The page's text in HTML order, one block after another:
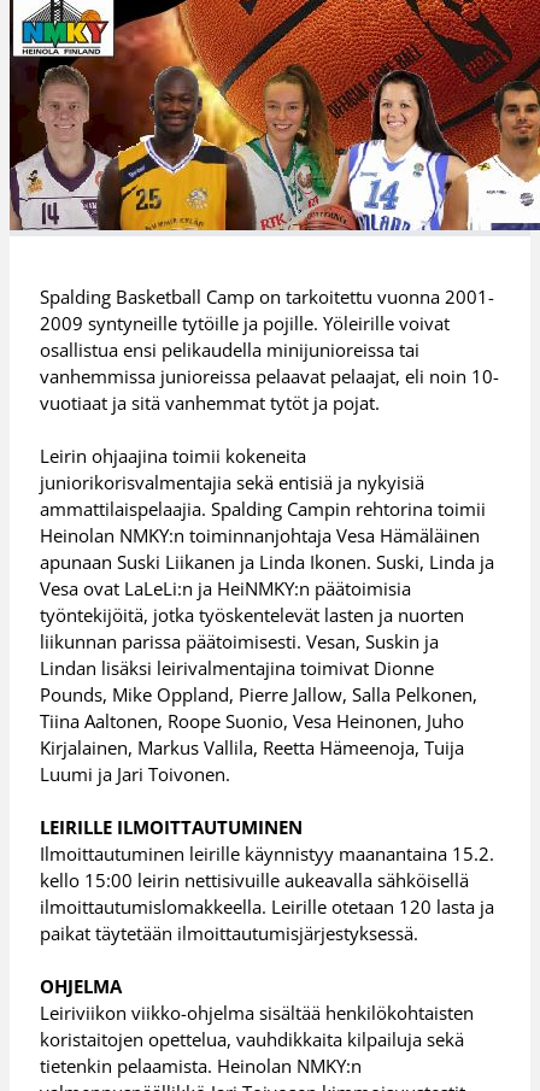
Spalding Basketball Camp on tarkoitettu vuonna 2001-
2009 syntyneille tytöille ja pojille. Yöleirille voivat
osallistua ensi pelikaudella minijunioreissa tai
vanhemmissa junioreissa pelaavat pelaajat, eli noin 10-
vuotiaat ja sitä vanhemmat tytöt ja pojat.
Leirin ohjaajina toimii kokeneita
juniorikorisvalmentajia sekä entisiä ja nykyisiä
ammattilaispelaajia. Spalding Campin rehtorina toimii
Heinolan NMKY:n toiminnanjohtaja Vesa Hämäläinen
apunaan Suski Liikanen ja Linda Ikonen. Suski, Linda ja
Vesa ovat LaLeLi:n ja HeiNMKY:n päätoimisia
työntekijöitä, jotka työskentelevät lasten ja nuorten
liikunnan parissa päätoimisesti. Vesan, Suskin ja
Lindan lisäksi leirivalmentajina toimivat Dionne
Pounds, Mike Oppland, Pierre Jallow, Salla Pelkonen,
Tiina Aaltonen, Roope Suonio, Vesa Heinonen, Juho
Kirjalainen, Markus Vallila, Reetta Hämeenoja, Tuija
Luumi ja Jari Toivonen.
LEIRILLE ILMOITTAUTUMINEN
Ilmoittautuminen leirille käynnistyy maanantaina 15.2.
kello 15:00 leirin nettisivuille aukeavalla sähköisellä
ilmoittautumislomakkeella. Leirille otetaan 120 lasta ja
paikat täytetään ilmoittautumisjärjestyksessä.
OHJELMA
Leiriviikon viikko-ohjelma sisältää henkilökohtaisten
koristaitojen opettelua, vauhdikkaita kilpailuja sekä
tietenkin pelaamista. Heinolan NMKY:n